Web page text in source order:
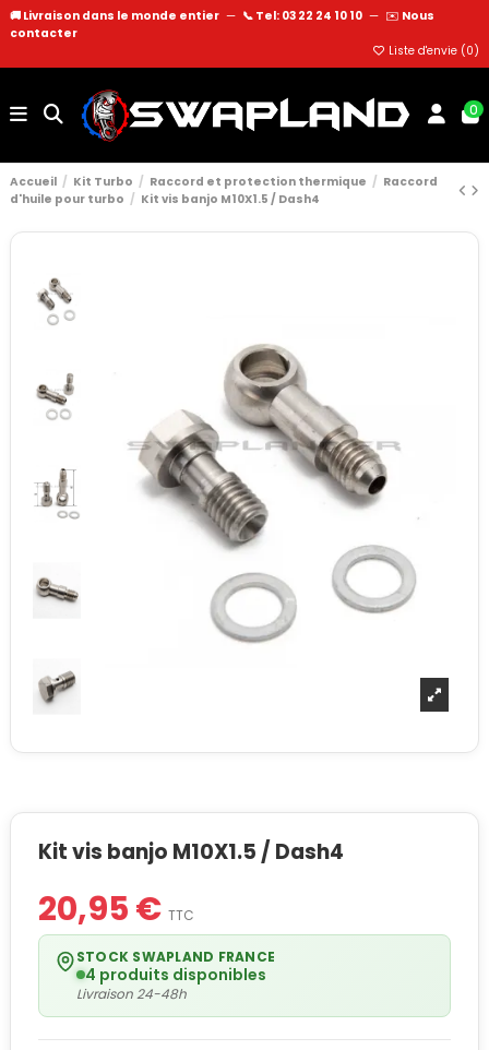
🚚 Livraison dans le monde entier — 📞 Tel: 03 22 24 10 10 — ✉️ Nous
contacter
Liste d'envie (0)
0
Accueil Kit Turbo Raccord et protection thermique
Raccord
d'huile pour turbo
Kit vis banjo M10X1.5 / Dash4
Kit vis banjo M10X1.5 / Dash4
20,95 € TTC
STOCK SWAPLAND FRANCE
4 produits disponibles
Livraison 24-48h